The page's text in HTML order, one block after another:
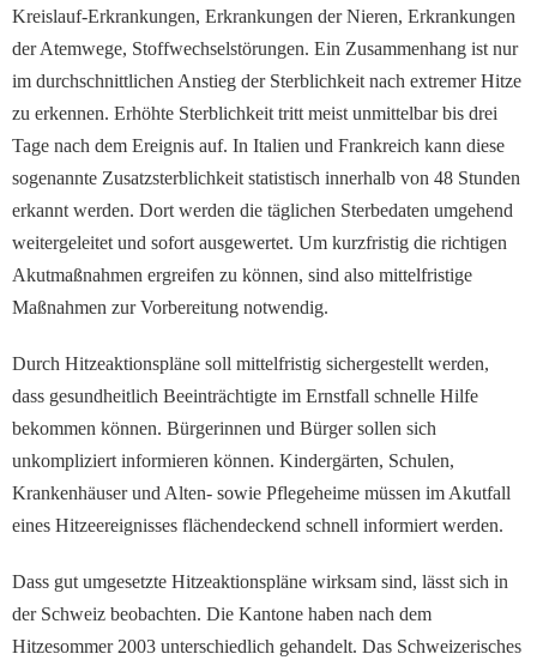
Kreislauf-Erkrankungen, Erkrankungen der Nieren, Erkrankungen
der Atemwege, Stoffwechselstörungen. Ein Zusammenhang ist nur
im durchschnittlichen Anstieg der Sterblichkeit nach extremer Hitze
zu erkennen. Erhöhte Sterblichkeit tritt meist unmittelbar bis drei
Tage nach dem Ereignis auf. In Italien und Frankreich kann diese
sogenannte Zusatzsterblichkeit statistisch innerhalb von 48 Stunden
erkannt werden. Dort werden die täglichen Sterbedaten umgehend
weitergeleitet und sofort ausgewertet. Um kurzfristig die richtigen
Akutmaßnahmen ergreifen zu können, sind also mittelfristige
Maßnahmen zur Vorbereitung notwendig.
Durch Hitzeaktionspläne soll mittelfristig sichergestellt werden,
dass gesundheitlich Beeinträchtigte im Ernstfall schnelle Hilfe
bekommen können. Bürgerinnen und Bürger sollen sich
unkompliziert informieren können. Kindergärten, Schulen,
Krankenhäuser und Alten- sowie Pflegeheime müssen im Akutfall
eines Hitzeereignisses flächendeckend schnell informiert werden.
Dass gut umgesetzte Hitzeaktionspläne wirksam sind, lässt sich in
der Schweiz beobachten. Die Kantone haben nach dem
Hitzesommer 2003 unterschiedlich gehandelt. Das Schweizerisches